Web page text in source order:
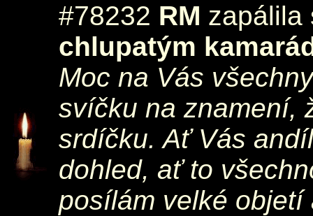
#78232 RM
chlupatým
Moc na Vás
svíčku na znamení,
srdíčku. Ať Vás
dohled, ať to
posílám velké